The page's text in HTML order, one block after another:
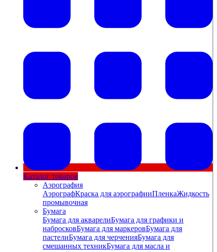
Каталог товаров
Аэрография
АэрографКраска для аэрографииПленкаЖидкость
промывочная
Бумага
Бумага для акварелиБумага для графики и
набросковБумага для маркеровБумага для
пастелиБумага для черченияБумага для
смешанных техникБумага для масла и